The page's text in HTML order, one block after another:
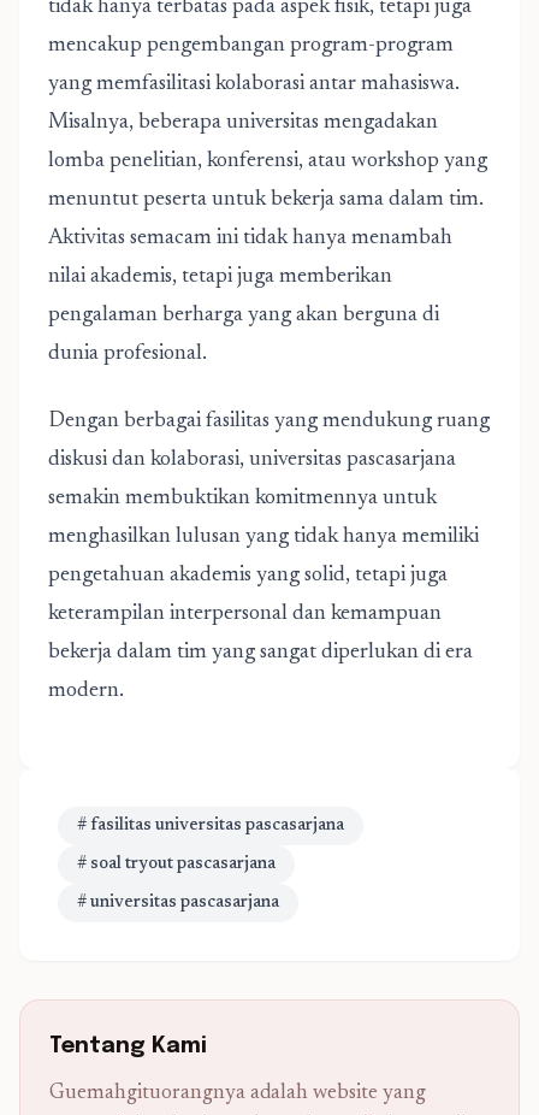
tidak hanya terbatas pada aspek fisik, tetapi juga
mencakup pengembangan program-program
yang memfasilitasi kolaborasi antar mahasiswa.
Misalnya, beberapa universitas mengadakan
lomba penelitian, konferensi, atau workshop yang
menuntut peserta untuk bekerja sama dalam tim.
Aktivitas semacam ini tidak hanya menambah
nilai akademis, tetapi juga memberikan
pengalaman berharga yang akan berguna di
dunia profesional.
Dengan berbagai fasilitas yang mendukung ruang
diskusi dan kolaborasi, universitas pascasarjana
semakin membuktikan komitmennya untuk
menghasilkan lulusan yang tidak hanya memiliki
pengetahuan akademis yang solid, tetapi juga
keterampilan interpersonal dan kemampuan
bekerja dalam tim yang sangat diperlukan di era
modern.
# fasilitas universitas pascasarjana
# soal tryout pascasarjana
# universitas pascasarjana
Tentang Kami
Guemahgituorangnya adalah website yang